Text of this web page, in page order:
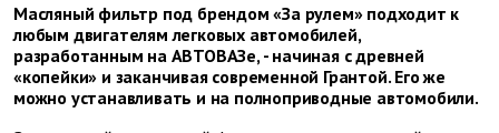
Масляный фильтр под брендом «За рулем» подходит к
любым двигателям легковых автомобилей,
разработанным на АВТОВАЗе, - начиная с древней
«копейки» и заканчивая современной Грантой. Его же
можно устанавливать и на полноприводные автомобили.